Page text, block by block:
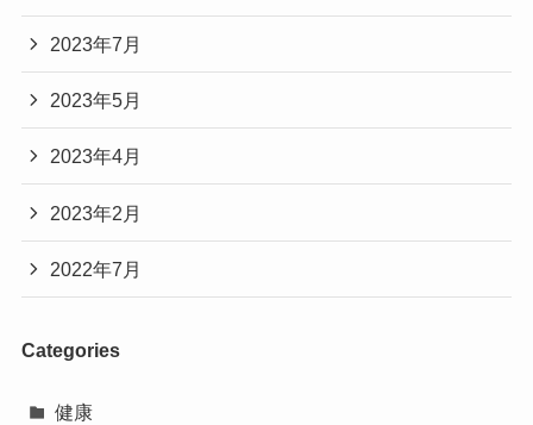
2023年7月
2023年5月
2023年4月
2023年2月
2022年7月
Categories
健康